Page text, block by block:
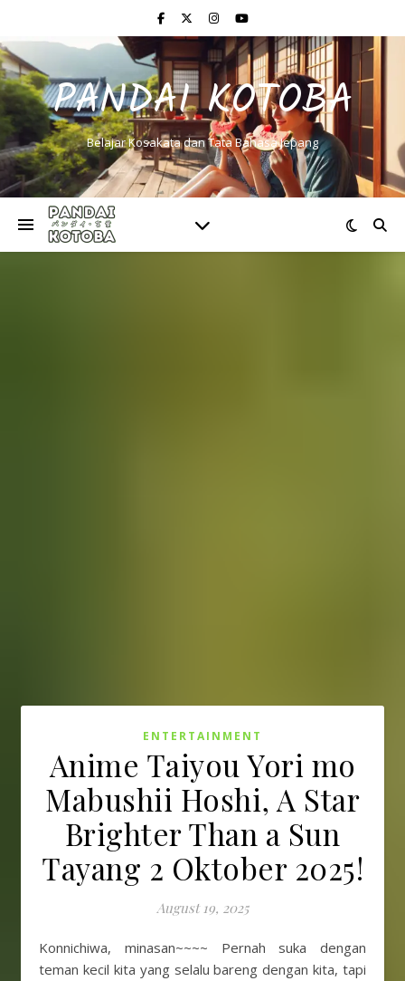
PANDAI KOTOBA
Belajar Kosakata dan Tata Bahasa Jepang
ENTERTAINMENT
Anime Taiyou Yori mo
Mabushii Hoshi, A Star
Brighter Than a Sun
Tayang 2 Oktober 2025!
August 19, 2025
Konnichiwa, minasan~~~~ Pernah suka dengan
teman kecil kita yang selalu bareng dengan kita, tapi